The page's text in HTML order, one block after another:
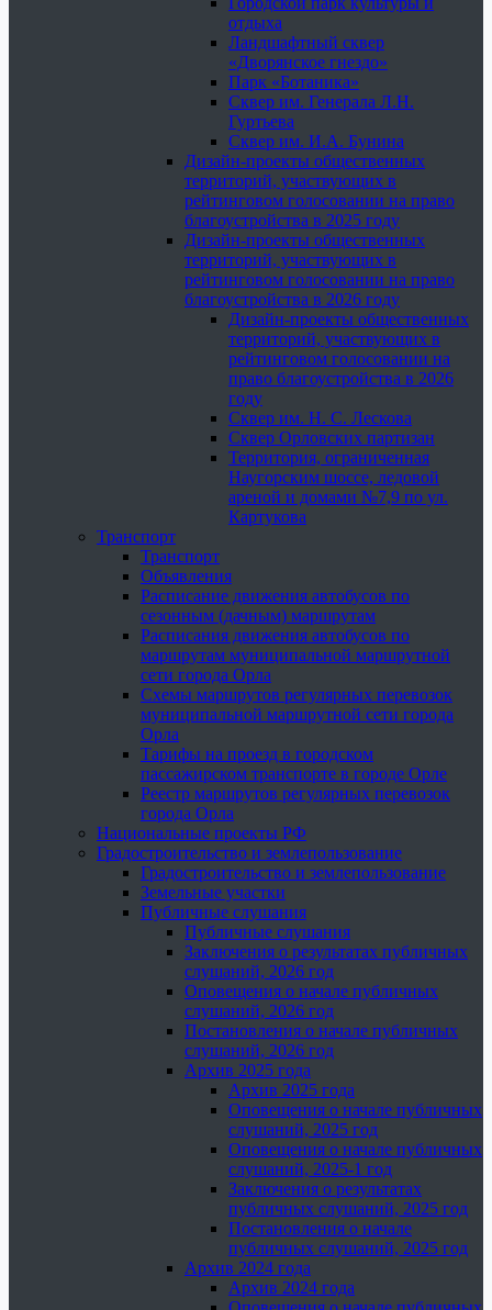
отдыха
Ландшафтный сквер
«Дворянское гнездо»
Парк «Ботаника»
Сквер им. Генерала Л.Н.
Гуртьева
Сквер им. И.А. Бунина
Дизайн-проекты общественных
территорий, участвующих в
рейтинговом голосовании на право
благоустройства в 2025 году
Дизайн-проекты общественных
территорий, участвующих в
рейтинговом голосовании на право
благоустройства в 2026 году
Дизайн-проекты общественных
территорий, участвующих в
рейтинговом голосовании на
право благоустройства в 2026
году
Сквер им. Н. С. Лескова
Сквер Орловских партизан
Территория, ограниченная
Наугорским шоссе, ледовой
ареной и домами №7,9 по ул.
Картукова
Транспорт
Транспорт
Объявления
Расписание движения автобусов по
сезонным (дачным) маршрутам
Расписания движения автобусов по
маршрутам муниципальной маршрутной
сети города Орла
Схемы маршрутов регулярных перевозок
муниципальной маршрутной сети города
Орла
Тарифы на проезд в городском
пассажирском транспорте в городе Орле
Реестр маршрутов регулярных перевозок
города Орла
Национальные проекты РФ
Градостроительство и землепользование
Градостроительство и землепользование
Земельные участки
Публичные слушания
Публичные слушания
Заключения о результатах публичных
слушаний, 2026 год
Оповещения о начале публичных
слушаний, 2026 год
Постановления о начале публичных
слушаний, 2026 год
Архив 2025 года
Архив 2025 года
Оповещения о начале публичных
слушаний, 2025 год
Оповещения о начале публичных
слушаний, 2025-1 год
Заключения о результатах
публичных слушаний, 2025 год
Постановления о начале
публичных слушаний, 2025 год
Архив 2024 года
Архив 2024 года